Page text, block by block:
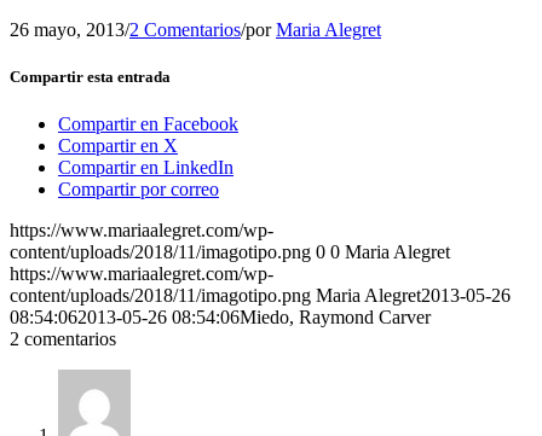
26 mayo, 2013/2 Comentarios/porMaria Alegret
Compartir esta entrada
Compartir en Facebook
Compartir en X
Compartir en LinkedIn
Compartir por correo
https://www.mariaalegret.com/wp-
content/uploads/2018/11/imagotipo.png 0 0 Maria Alegret
https://www.mariaalegret.com/wp-
content/uploads/2018/11/imagotipo.png Maria Alegret2013-05-26
08:54:062013-05-26 08:54:06Miedo, Raymond Carver
2 comentarios